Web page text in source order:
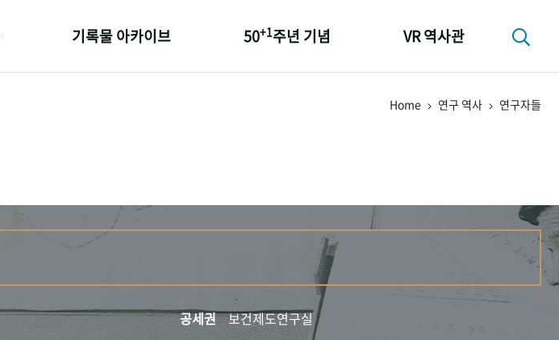
기록물 아카이브 50+1주년 기념 VR 역사관
Home 연구 역사 연구자들
공세권
보건제도연구실